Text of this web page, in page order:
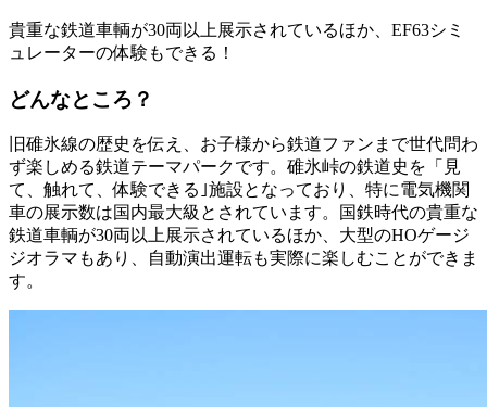
貴重な鉄道車輌が30両以上展示されているほか、EF63シミ
ュレーターの体験もできる！
どんなところ？
旧碓氷線の歴史を伝え、お子様から鉄道ファンまで世代問わ
ず楽しめる鉄道テーマパークです。碓氷峠の鉄道史を「見
て、触れて、体験できる｣施設となっており、特に電気機関
車の展示数は国内最大級とされています。国鉄時代の貴重な
鉄道車輌が30両以上展示されているほか、大型のHOゲージ
ジオラマもあり、自動演出運転も実際に楽しむことができま
す。